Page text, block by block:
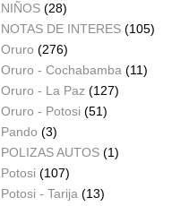
NIÑOS (28)
NOTAS DE INTERES (105)
Oruro (276)
Oruro - Cochabamba (11)
Oruro - La Paz (127)
Oruro - Potosi (51)
Pando (3)
POLIZAS AUTOS (1)
Potosi (107)
Potosi - Tarija (13)